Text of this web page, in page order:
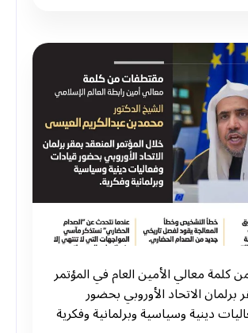
معالي الأمين العام في المؤتمر
برلمان الاتحاد الأوروبي بحضور
دينية وسياسية وبرلمانية وفكرية